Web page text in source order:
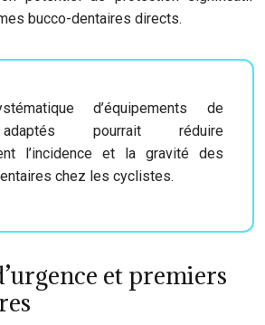
bucco-dentaires directs.
d’équipements de
pourrait réduire
l’incidence et la gravité des
chez les cyclistes.
et premiers